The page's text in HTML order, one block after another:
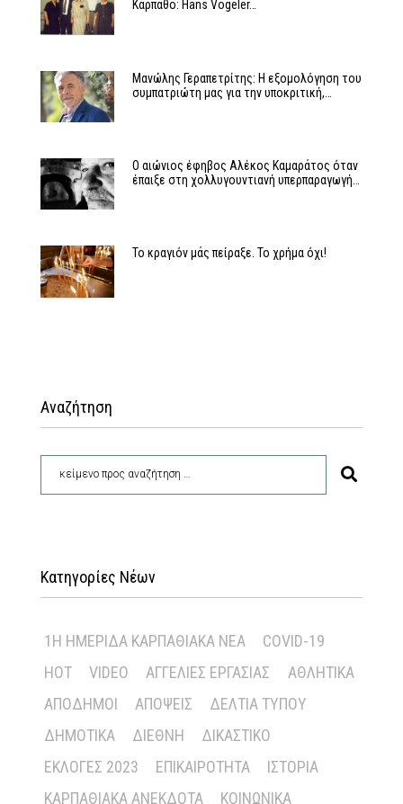
Κάρπαθο: Hans Vogeler…
Μανώλης Γεραπετρίτης: Η εξομολόγηση του
συμπατριώτη μας για την υποκριτική,…
Ο αιώνιος έφηβος Αλέκος Καμαράτος όταν
έπαιξε στη χολλυγουντιανή υπερπαραγωγή…
Το κραγιόν μάς πείραξε. Το χρήμα όχι!
Αναζήτηση
Κατηγορίες Νέων
1Η ΗΜΕΡΊΔΑ ΚΑΡΠΑΘΙΑΚΆ ΝΈΑ
COVID-19
HOT
VIDEO ΑΓΓΕΛΊΕΣ ΕΡΓΑΣΊΑΣ
ΑΘΛΗΤΙΚΆ
ΑΠΌΔΗΜΟΙ
ΑΠΌΨΕΙΣ
ΔΕΛΤΊΑ ΤΎΠΟΥ
ΔΗΜΟΤΙΚΆ
ΔΙΕΘΝΉ
ΔΙΚΑΣΤΙΚΌ
ΕΚΛΟΓΈΣ 2023
ΕΠΙΚΑΙΡΌΤΗΤΑ
ΙΣΤΟΡΊΑ
ΚΑΡΠΑΘΙΑΚΆ ΑΝΈΚΔΟΤΑ
ΚΟΙΝΩΝΙΚΆ